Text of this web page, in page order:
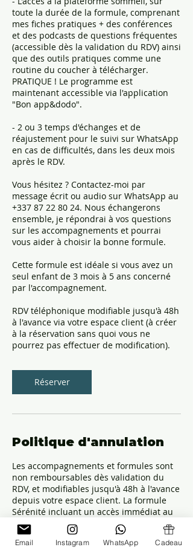
toute la durée de la formule, comprenant
mes fiches pratiques + des conférences
et des podcasts de questions fréquentes
(accessible dès la validation du RDV) ainsi
que des outils pratiques comme une
routine du coucher à télécharger.
PRATIQUE ! Le programme est
maintenant accessible via l'application
"Bon app&dodo".
- 2 ou 3 temps d'échanges et de
réajustement pour le suivi sur WhatsApp
en cas de difficultés, dans les deux mois
après le RDV.
Vous hésitez ? Contactez-moi par
message écrit ou audio sur WhatsApp au
+337 87 22 80 24. Nous échangerons
ensemble, je répondrai à vos questions
sur les accompagnements et pourrai
vous aider à choisir la bonne formule.
Cette formule est idéale si vous avez un
seul enfant de 3 mois à 5 ans concerné
par l'accompagnement.
RDV téléphonique modifiable jusqu'à 48h
à l'avance via votre espace client (à créer
à la réservation sans quoi vous ne
Réserver
Politique d'annulation
Les accompagnements et formules sont
non remboursables dès validation du
RDV, et modifiables jusqu'à 48h à l'avance
depuis votre espace client. La formule
Sérénité incluant un accès immédiat au
programme, vous acceptez que la
prestation débute dès la réservation et
renoncez ainsi à votre droit de
Email Instagram WhatsApp Cadeau